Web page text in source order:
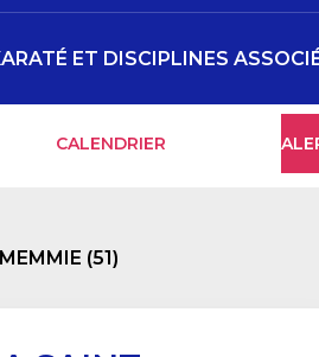
CALENDRIER
ET DISCIPLINES
(51)